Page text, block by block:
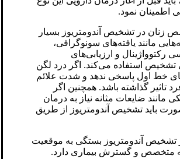
اطمینان نمود.
زنان در تشخیص آندومتریوز بسیار
مانند یافته‌های سونوگرافی،
رکتوواژینال و ارزیابی‌های
استفاده می‌کند. اگر درد لگن
خط اول پاسخی ندهد و شدت علائم
تاثیر گذاشته باشد. همچنین اگر
مانند ضایعات مثانه نیاز به درمان
باید تشخیص آندومتریوز از طریق
تشخیص آندومتریوز بستگی به موقعیت
متخصص و گسترش بیماری دارد.